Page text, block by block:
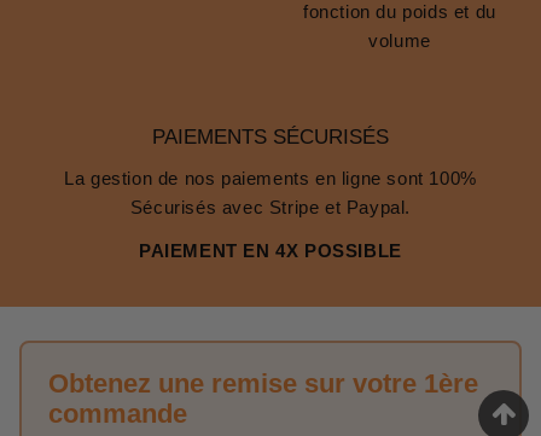
fonction du poids et du
volume
PAIEMENTS SÉCURISÉS
La gestion de nos paiements en ligne sont 100%
Sécurisés avec Stripe et Paypal.
PAIEMENT EN 4X POSSIBLE
Obtenez une remise sur votre 1ère
commande